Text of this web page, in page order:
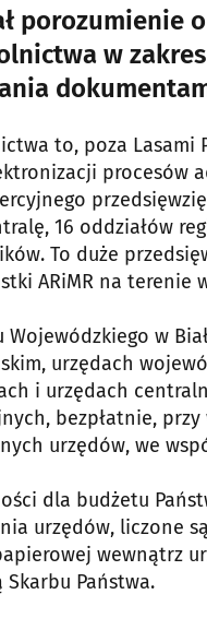
porozumienie
w
to, poza Lasami
procesów
16 oddziałów
To duże
ARiMR na terenie
Wojewódzkiego w
urzędach
i urzędach
bezpłatnie,
urzędów, we
dla budżetu
urzędów, liczone
wewnątrz
Państwa.